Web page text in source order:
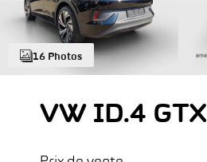
16 Photos
VW ID.4 GTX